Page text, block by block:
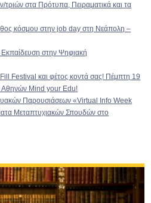
τριών στα Πρότυπα, Πειραματικά και τα
κόσμου στην job day στη Νεάπολη –
στην Ψηφιακή
Festival και φέτος κοντά σας! Πέμπτη 19
Αθηνών Mind your Edu!
Παρουσιάσεων «Virtual Info Week
Μεταπτυχιακών Σπουδών στο